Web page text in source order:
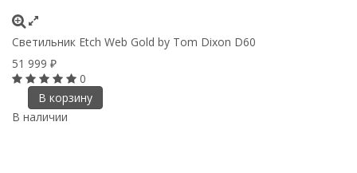
Светильник Etch Web Gold by Tom Dixon D60
51 999 ₽
0
В корзину
В наличии